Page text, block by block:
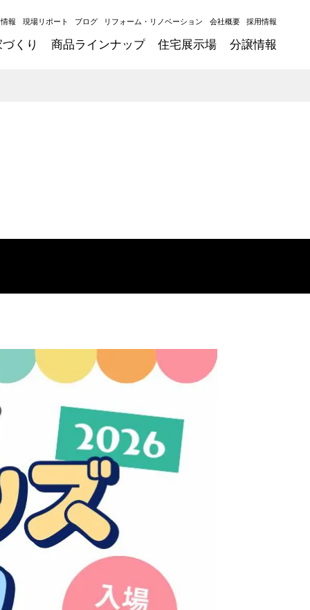
報 現場リポート ブログ リフォーム・リノベーション 会社概要 採用情報
くり 商品ラインナップ 住宅展示場 分譲情報